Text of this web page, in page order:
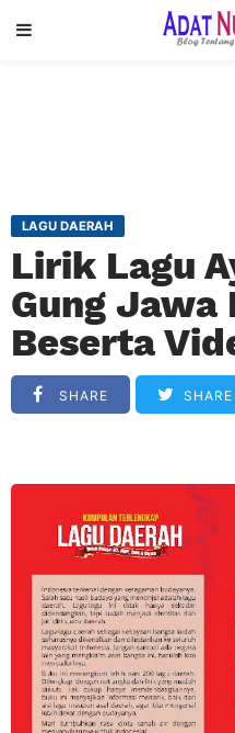
LAGU DAERAH
Lirik Lagu
Gung Jawa
Beserta
SHARE SHARE